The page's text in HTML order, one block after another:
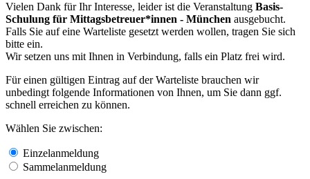
Vielen Dank für Ihr Interesse, leider ist die Veranstaltung Basis-
Schulung für Mittagsbetreuer*innen - München ausgebucht.
Falls Sie auf eine Warteliste gesetzt werden wollen, tragen Sie sich
bitte ein.
Wir setzen uns mit Ihnen in Verbindung, falls ein Platz frei wird.
Für einen gültigen Eintrag auf der Warteliste brauchen wir
unbedingt folgende Informationen von Ihnen, um Sie dann ggf.
schnell erreichen zu können.
Wählen Sie zwischen:
Einzelanmeldung
Sammelanmeldung